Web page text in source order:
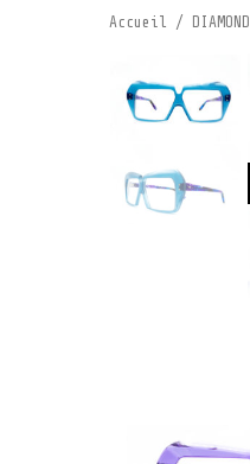
Accueil / DIAMOND